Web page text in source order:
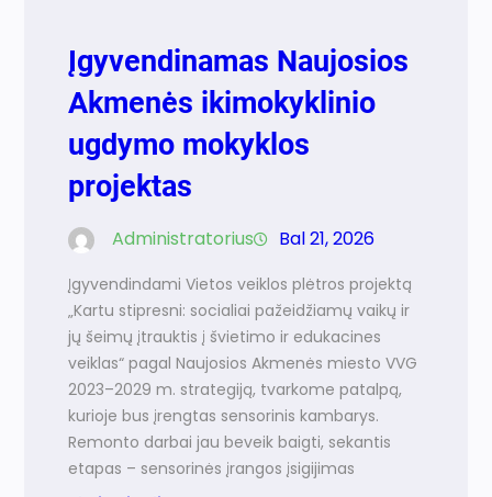
Įgyvendinamas Naujosios
Akmenės ikimokyklinio
ugdymo mokyklos
projektas
Administratorius Bal 21, 2026
Įgyvendindami Vietos veiklos plėtros projektą
„Kartu stipresni: socialiai pažeidžiamų vaikų ir
jų šeimų įtrauktis į švietimo ir edukacines
veiklas“ pagal Naujosios Akmenės miesto VVG
2023–2029 m. strategiją, tvarkome patalpą,
kurioje bus įrengtas sensorinis kambarys.
Remonto darbai jau beveik baigti, sekantis
etapas – sensorinės įrangos įsigijimas